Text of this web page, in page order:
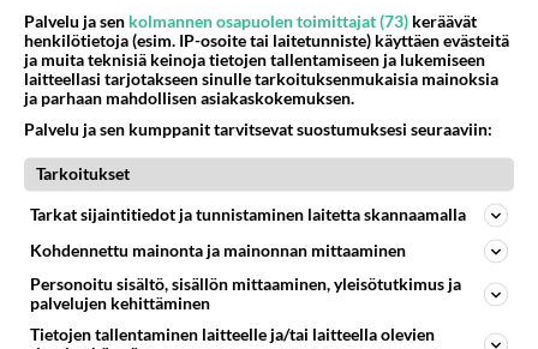
puukotus. Epäilty tekijä on 17-vuotias nuori mies,
kerrotaan Helsingin poliisista varhain sunnuntaina.
https://www.iltalehti.fi/kotimaa/a/9f7d3964-18a2-42e
e-8e4c-fcdd6aed5e57
Lue lisää
Kaivopuistossa on koulujen päättäjäisiltana
enemmän väkeä kuin Pieksämäellä asukkaita.
5 Äänestä
2026-05-31 18:29:49
Anonyymi00033
Kaivopuistossa on koulujen päättäjäisiltana enemmän
Palvelu ja sen kolmannen osapuolen toimittajat (73) keräävät
henkilötietoja (esim. IP-osoite tai laitetunniste) käyttäen evästeitä
ja muita teknisiä keinoja tietojen tallentamiseen ja lukemiseen
laitteellasi tarjotakseen sinulle tarkoituksenmukaisia mainoksia
ja parhaan mahdollisen asiakaskokemuksen.
Palvelu ja sen kumppanit tarvitsevat suostumuksesi seuraaviin:
Tarkoitukset
Tarkat sijaintitiedot ja tunnistaminen laitetta skannaamalla
Kohdennettu mainonta ja mainonnan mittaaminen
Personoitu sisältö, sisällön mittaaminen, yleisötutkimus ja
palvelujen kehittäminen
Tietojen tallentaminen laitteelle ja/tai laitteella olevien